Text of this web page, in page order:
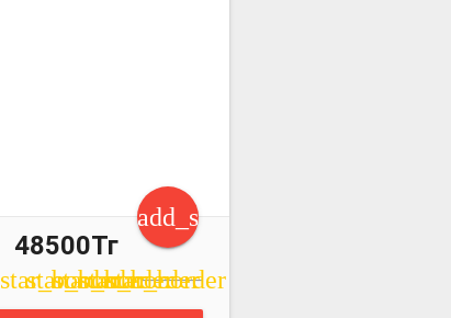
add_shopping_cart
48500Тг
star_border
star_border
star_border
star_border
star_border